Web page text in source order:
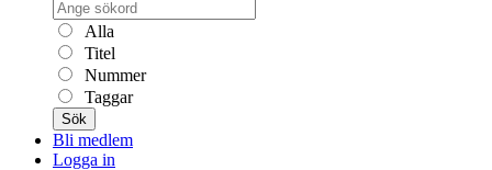
Alla
Titel
Nummer
Taggar
Sök
Bli medlem
Logga in